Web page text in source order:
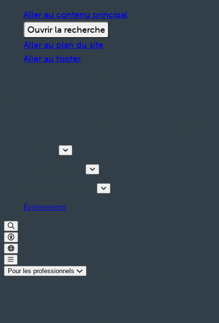
Aller au contenu principal
Ouvrir la recherche
Aller au plan du site
Aller au footer
Événements
Pour les professionnels